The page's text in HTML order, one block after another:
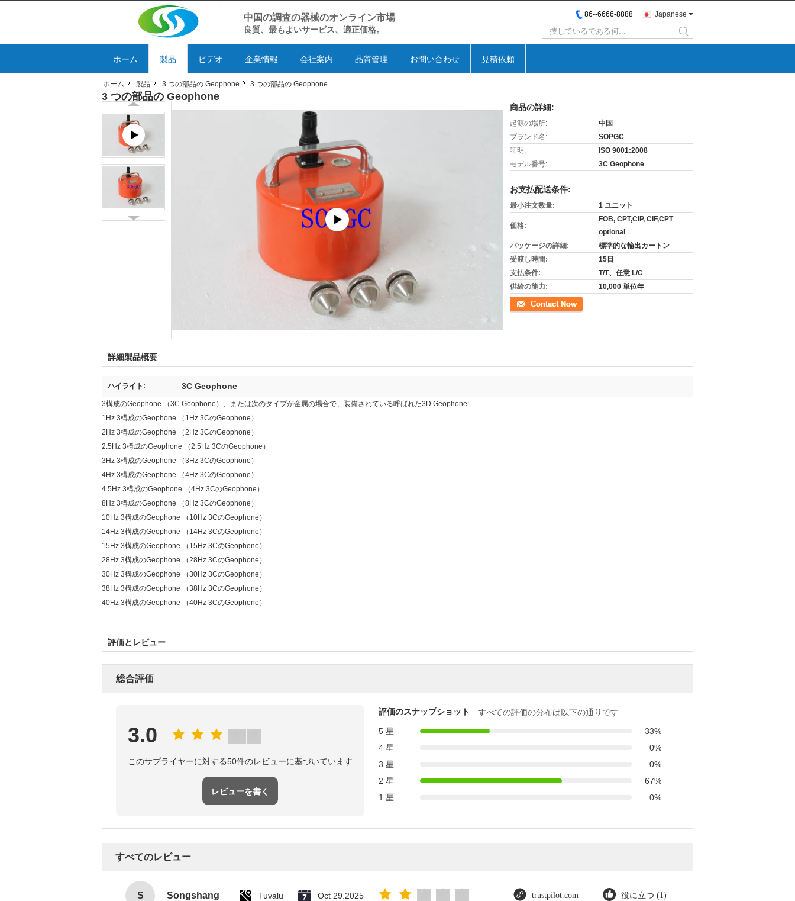
中国の調査の器械のオンライン市場
良質、最もよいサービス、適正価格。
Japanese
86--6666-8888
search
ホーム 製品 ビデオ 企業情報 会社案内 品質管理 お問い合わせ 見積依頼
ホーム 製品 3 つの部品の Geophone 3 つの部品の Geophone
3 つの部品の Geophone
商品の詳細:
起源の場所:
中国
ブランド名:
SOPGC
証明:
ISO 9001:2008
モデル番号:
3C Geophone
お支払配送条件:
最小注文数量: 1 ユニット
価格:
FOB, CPT,CIP, CIF,CPT
optional
パッケージの詳細:
標準的な輸出カートン
受渡し時間:
15日
支払条件:
T/T、任意 L/C
供給の能力:
10,000 単位年
連絡先
詳細製品概要
ハイライト: 3C Geophone
3構成のGeophone （3C Geophone）、または次のタイプが金属の場合で、装備されている呼ばれた3D Geophone:
1Hz 3構成のGeophone （1Hz 3CのGeophone）
2Hz 3構成のGeophone （2Hz 3CのGeophone）
2.5Hz 3構成のGeophone （2.5Hz 3CのGeophone）
3Hz 3構成のGeophone （3Hz 3CのGeophone）
4Hz 3構成のGeophone （4Hz 3CのGeophone）
4.5Hz 3構成のGeophone （4Hz 3CのGeophone）
8Hz 3構成のGeophone （8Hz 3CのGeophone）
10Hz 3構成のGeophone （10Hz 3CのGeophone）
14Hz 3構成のGeophone （14Hz 3CのGeophone）
15Hz 3構成のGeophone （15Hz 3CのGeophone）
28Hz 3構成のGeophone （28Hz 3CのGeophone）
30Hz 3構成のGeophone （30Hz 3CのGeophone）
38Hz 3構成のGeophone （38Hz 3CのGeophone）
40Hz 3構成のGeophone （40Hz 3CのGeophone）
評価とレビュー
総合評価
3.0
このサプライヤーに対する50件のレビューに基づいています
レビューを書く
評価のスナップショット
すべての評価の分布は以下の通りです
5 星
33%
4 星
0%
3 星
0%
2 星
67%
1 星
0%
すべてのレビュー
S Songshang Tuvalu Oct 29.2025 trustpilot.com 役に立つ (1)